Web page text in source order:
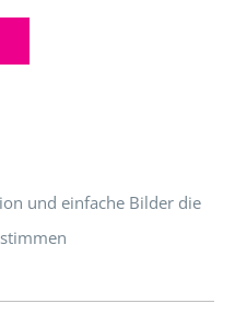
und einfache Bilder die